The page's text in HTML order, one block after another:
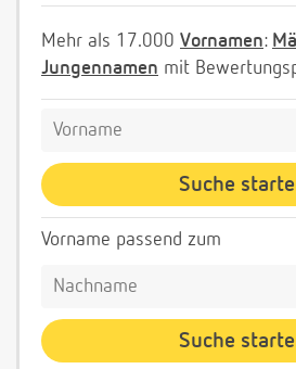
Mehr als 17.000 Vornamen:
Jungennamen mit
Vorname passend zum